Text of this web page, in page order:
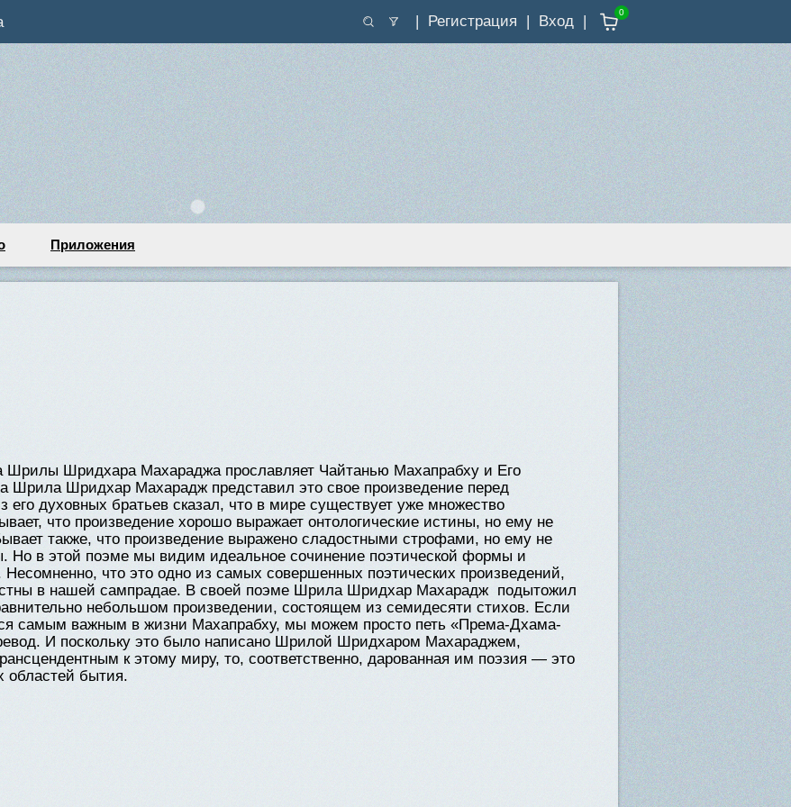
Регистрация Вход
0
Приложения
Шрилы Шридхара Махараджа прославляет Чайтанью Махапрабху и Его
Шрила Шридхар Махарадж представил это свое произведение перед
духовных братьев сказал, что в мире существует уже множество
что произведение хорошо выражает онтологические истины, но ему не
также, что произведение выражено сладостными строфами, но ему не
Но в этой поэме мы видим идеальное сочинение поэтической формы и
что это одно из самых совершенных поэтических произведений,
в нашей сампрадае. В своей поэме Шрила Шридхар Махарадж подытожил
небольшом произведении, состоящем из семидесяти стихов. Если
самым важным в жизни Махапрабху, мы можем просто петь «Према-Дхама-
И поскольку это было написано Шрилой Шридхаром Махараджем,
к этому миру, то, соответственно, дарованная им поэзия — это
областей бытия.